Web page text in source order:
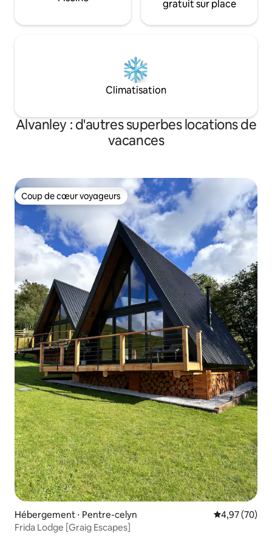
gratuit sur place
Climatisation
Alvanley : d'autres superbes locations de
vacances
Coup de cœur voyageurs
Coup de cœur voyageurs
Hébergement ⋅ Pentre-celyn Évaluation
4,97 (70)
Frida Lodge [Graig Escapes]